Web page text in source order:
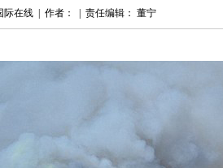
际在线 作者： 责任编辑： 董宁